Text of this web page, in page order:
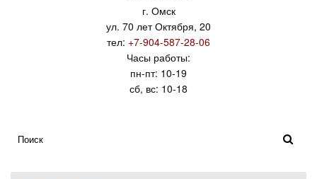
г. Омск
ул. 70 лет Октября, 20
тел: +7-904-587-28-06
Часы работы:
пн-пт: 10-19
сб, вс: 10-18